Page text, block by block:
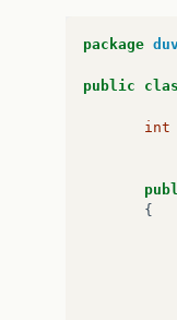
package
public
int
{